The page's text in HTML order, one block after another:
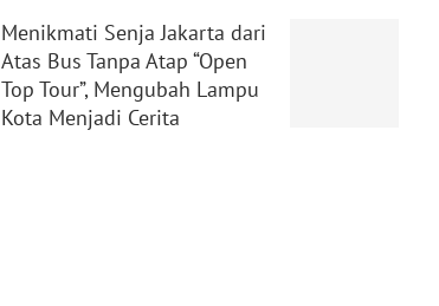
Menikmati Senja Jakarta dari
Atas Bus Tanpa Atap “Open
Top Tour”, Mengubah Lampu
Kota Menjadi Cerita